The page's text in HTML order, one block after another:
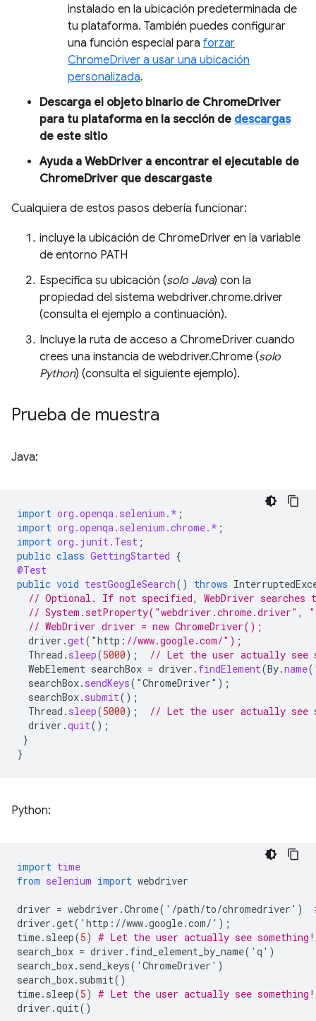
instalado en la ubicación predeterminada de
tu plataforma. También puedes configurar
una función especial para forzar
ChromeDriver a usar una ubicación
personalizada.
Descarga el objeto binario de ChromeDriver
para tu plataforma en la sección de descargas
de este sitio
Ayuda a WebDriver a encontrar el ejecutable de
ChromeDriver que descargaste
Cualquiera de estos pasos debería funcionar:
incluye la ubicación de ChromeDriver en la variable
de entorno PATH
Especifica su ubicación (solo Java) con la
propiedad del sistema webdriver.chrome.driver
(consulta el ejemplo a continuación).
Incluye la ruta de acceso a ChromeDriver cuando
crees una instancia de webdriver.Chrome (solo
Python) (consulta el siguiente ejemplo).
Prueba de muestra
Java:
import org.openqa.selenium.* ;
import org.openqa.selenium.chrome.* ;
import org.junit.Test ;
public class GettingStarted {
@Test
public void testGoogleSearch() throws
// Optional. If not specified, WebDriver searches
// System.setProperty("webdriver.chrome.driver",
// WebDriver driver = new ChromeDriver();
driver .get( "http : //www.google.com/");
Thread . sleep(5000);
// Let the user actually see
WebElement searchBox = driver . findElement(By.name(
searchBox. sendKeys( "ChromeDriver" );
searchBox. submit();
Thread . sleep(5000);
// Let the user actually see
driver .quit();
}
}
Python:
import time
from selenium import webdriver
driver = webdriver .Chrome( ' /path/to/chromedriver ' )
driver .get( ' http : //www.google.com/ ' );
time. sleep(5) # Let the user actually see something!
search_box = driver . find_element_by_name( ' q ' )
search_box. send_keys( ' ChromeDriver ' )
search_box. submit()
time. sleep(5) # Let the user actually see something!
driver .quit()